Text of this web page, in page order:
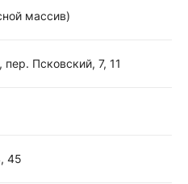
массив)
Псковский, 7, 11
45